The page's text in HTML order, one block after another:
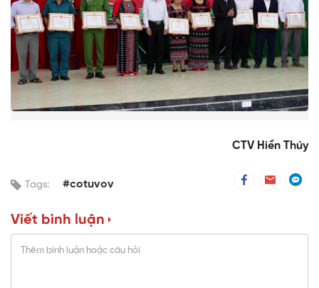
CTV Hiền Thúy
Tags: #cotuvov
Viết bình luận